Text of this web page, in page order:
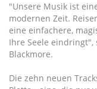
"Unsere Musik ist
modernen Zeit.
eine einfachere,
Ihre Seele eindringt",
Blackmore.
Die zehn neuen